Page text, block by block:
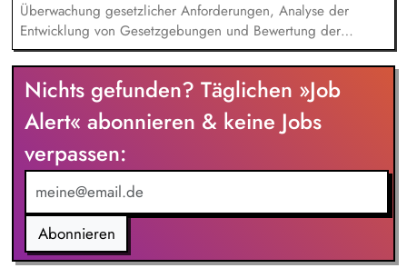
Überwachung gesetzlicher Anforderungen, Analyse der
Entwicklung von Gesetzgebungen und Bewertung der
Auswirkungen auf den Betrieb Aktive Tätigkeit als
Immissionsschutz-, Abfall- und Gewässerschutzbeauftragter
Betreuung der REACh Registrierungen Pflege, Lenkung und
Weiterentwicklung interner Systeme zum Umweltmanagement
(ISO 14001) Verantwortung für die Durchführung aller
Aufgaben im europäischen Emissionshandelssystem Führung
und Pflege des Genehmigungs- und Anlagenkatasters
Nichts gefunden? Täglichen »Job
Alert« abonnieren & keine Jobs
verpassen:
Abonnieren